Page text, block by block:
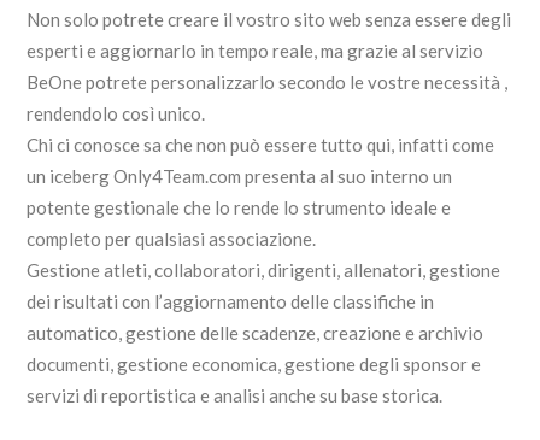
Non solo potrete creare il vostro sito web senza essere degli
esperti e aggiornarlo in tempo reale, ma grazie al servizio
BeOne potrete personalizzarlo secondo le vostre necessità ,
rendendolo così unico.
Chi ci conosce sa che non può essere tutto qui, infatti come
un iceberg Only4Team.com presenta al suo interno un
potente gestionale che lo rende lo strumento ideale e
completo per qualsiasi associazione.
Gestione atleti, collaboratori, dirigenti, allenatori, gestione
dei risultati con l’aggiornamento delle classifiche in
automatico, gestione delle scadenze, creazione e archivio
documenti, gestione economica, gestione degli sponsor e
servizi di reportistica e analisi anche su base storica.